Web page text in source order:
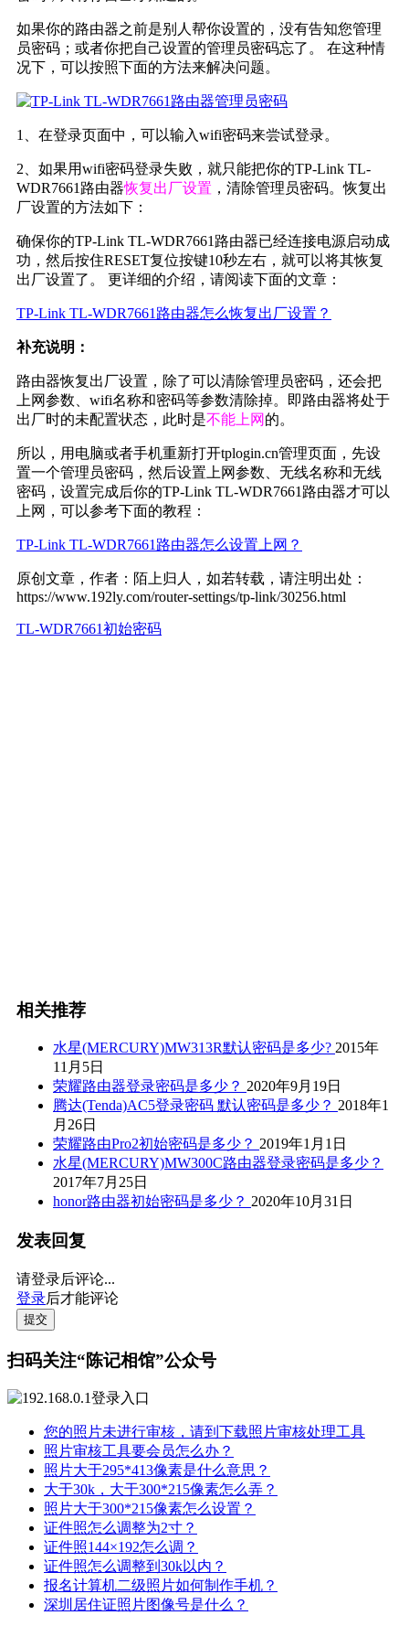
如果你的路由器之前是别人帮你设置的，没有告知您管理
员密码；或者你把自己设置的管理员密码忘了。 在这种情
况下，可以按照下面的方法来解决问题。
1、在登录页面中，可以输入wifi密码来尝试登录。
2、如果用wifi密码登录失败，就只能把你的TP-Link TL-
WDR7661路由器恢复出厂设置 ，清除管理员密码。恢复出
厂设置的方法如下：
确保你的TP-Link TL-WDR7661路由器已经连接电源启动成
功，然后按住RESET复位按键10秒左右，就可以将其恢复
出厂设置了。 更详细的介绍，请阅读下面的文章：
TP-Link TL-WDR7661路由器怎么恢复出厂设置？
补充说明：
路由器恢复出厂设置，除了可以清除管理员密码，还会把
上网参数、wifi名称和密码等参数清除掉。即路由器将处于
出厂时的未配置状态，此时是不能上网 的。
所以，用电脑或者手机重新打开tplogin.cn管理页面，先设
置一个管理员密码，然后设置上网参数、无线名称和无线
密码，设置完成后你的TP-Link TL-WDR7661路由器才可以
上网，可以参考下面的教程：
TP-Link TL-WDR7661路由器怎么设置上网？
原创文章，作者：陌上归人，如若转载，请注明出处：
https://www.192ly.com/router-settings/tp-link/30256.html
TL-WDR7661初始密码
相关推荐
水星(MERCURY)MW313R默认密码是多少? 2015年
11月5日
荣耀路由器登录密码是多少？ 2020年9月19日
腾达(Tenda)AC5登录密码 默认密码是多少？ 2018年1
月26日
荣耀路由Pro2初始密码是多少？ 2019年1月1日
水星(MERCURY)MW300C路由器登录密码是多少？
2017年7月25日
honor路由器初始密码是多少？ 2020年10月31日
发表回复
请登录后评论...
登录后才能评论
提交
扫码关注“陈记相馆”公众号
您的照片未进行审核，请到下载照片审核处理工具
照片审核工具要会员怎么办？
照片大于295*413像素是什么意思？
大于30k，大于300*215像素怎么弄？
照片大于300*215像素怎么设置？
证件照怎么调整为2寸？
证件照144×192怎么调？
证件照怎么调整到30k以内？
报名计算机二级照片如何制作手机？
深圳居住证照片图像号是什么？